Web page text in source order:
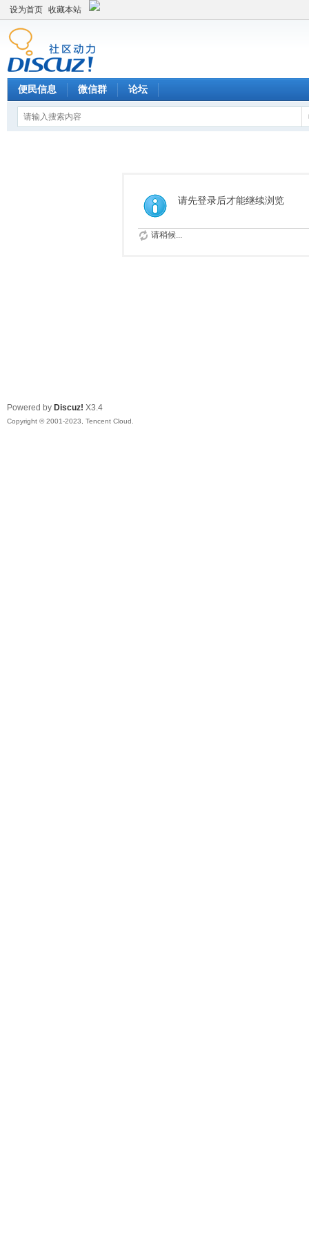
设为首页 收藏本站
便民信息 微信群 论坛
请先登录后才能继续浏览
请稍候...
Powered by Discuz! X3.4
Copyright © 2001-2023, Tencent Cloud.